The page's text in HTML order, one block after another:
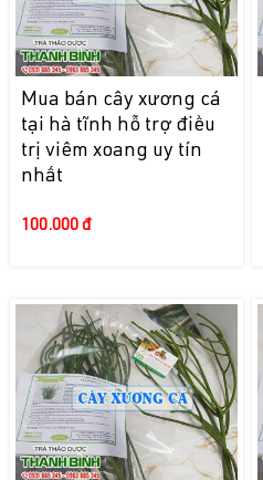
Mua bán cây xương cá
tại hà tĩnh hỗ trợ điều
trị viêm xoang uy tín
nhất
100.000 đ